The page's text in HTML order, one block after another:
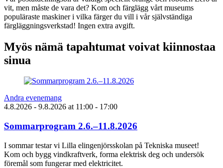
vit, men måste de vara det? Kom och färglägg vårt museums
populäraste maskiner i vilka färger du vill i vår självständiga
färgläggningsverkstad! Ingen extra avgift.
Myös nämä tapahtumat voivat kiinnostaa
sinua
Andra evenemang
4.8.2026 - 9.8.2026 at 11:00 - 17:00
Sommarprogram 2.6.–11.8.2026
I sommar testar vi Lilla elingenjörsskolan på Tekniska museet!
Kom och bygg vindkraftverk, forma elektrisk deg och undersök
föremål som fungerar med elektricitet.